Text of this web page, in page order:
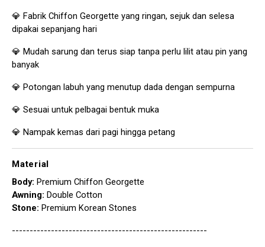
💎 Fabrik Chiffon Georgette yang ringan, sejuk dan selesa
dipakai sepanjang hari
💎 Mudah sarung dan terus siap tanpa perlu lilit atau pin yang
banyak
💎 Potongan labuh yang menutup dada dengan sempurna
💎 Sesuai untuk pelbagai bentuk muka
💎 Nampak kemas dari pagi hingga petang
Material
Body: Premium Chiffon Georgette
Awning: Double Cotton
Stone: Premium Korean Stones
-------------------------------------------------------